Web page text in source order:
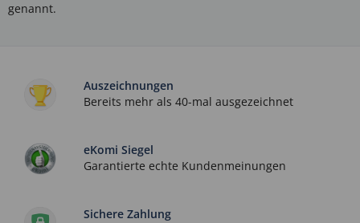
genannt.
Auszeichnungen
Bereits mehr als 40-mal ausgezeichnet
eKomi Siegel
Garantierte echte Kundenmeinungen
Sichere Zahlung